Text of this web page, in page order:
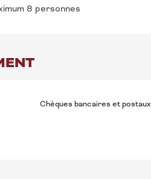
8 personnes
Chèques bancaires et postaux